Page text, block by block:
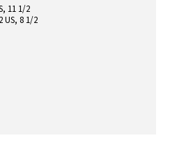
11 1/2
US, 8 1/2